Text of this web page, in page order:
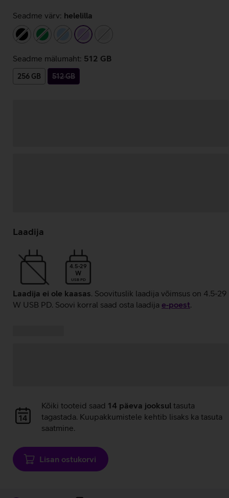
Seadme värv: helelilla
mustrohelinehelesininehelelillavalge
Seadme mälumaht: 512 GB
256 GB 512 GB
laadimine
Laadija
4.5-29
W
USB PD
Laadija ei ole kaasas. Soovituslik laadija võimsus on 4.5-29
W USB PD. Soovi korral saad osta laadija e‑poest.
Andmete
laadimine
Kõiki tooteid saad 14 päeva jooksul tasuta
tagastada. Kuupakkumistele kehtib lisaks ka tasuta
saatmine.
Lisan ostukorvi